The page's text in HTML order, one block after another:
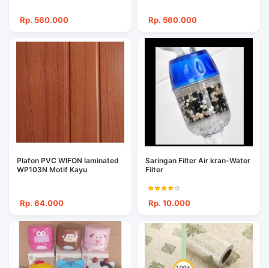
Rp. 560.000 Rp. 560.000
Plafon PVC WIFON laminated
WP103N Motif Kayu
Rp. 64.000
Saringan Filter Air kran-Water
Filter
Rp. 10.000